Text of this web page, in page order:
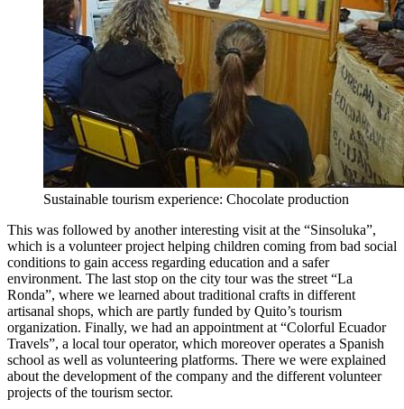
Sustainable tourism experience: Chocolate production
This was followed by another interesting visit at the “Sinsoluka”,
which is a volunteer project helping children coming from bad social
conditions to gain access regarding education and a safer
environment. The last stop on the city tour was the street “La
Ronda”, where we learned about traditional crafts in different
artisanal shops, which are partly funded by Quito’s tourism
organization. Finally, we had an appointment at “Colorful Ecuador
Travels”, a local tour operator, which moreover operates a Spanish
school as well as volunteering platforms. There we were explained
about the development of the company and the different volunteer
projects of the tourism sector.